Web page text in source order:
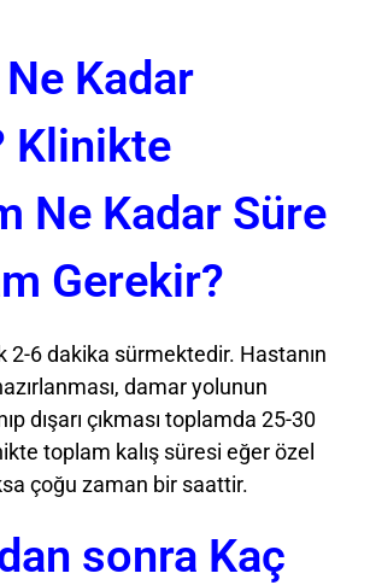
Kadar
Klinikte
Ne Kadar Süre
Gerekir?
2-6 dakika sürmektedir. Hastanın
damar yolunun
dışarı çıkması toplamda 25-30
toplam kalış süresi eğer özel
çoğu zaman bir saattir.
sonra Kaç